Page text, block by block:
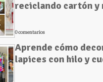
reciclando cartón y
0 comentarios
Aprende cómo
lapices con hilo y